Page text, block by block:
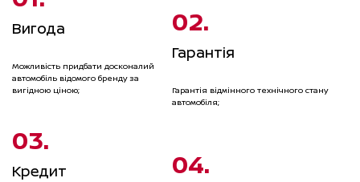
Вигода
Можливість придбати досконалий
автомобіль відомого бренду за
вигідною ціною;
02.
Гарантія
Гарантія відмінного технічного стану
автомобіля;
03.
Кредит 04.